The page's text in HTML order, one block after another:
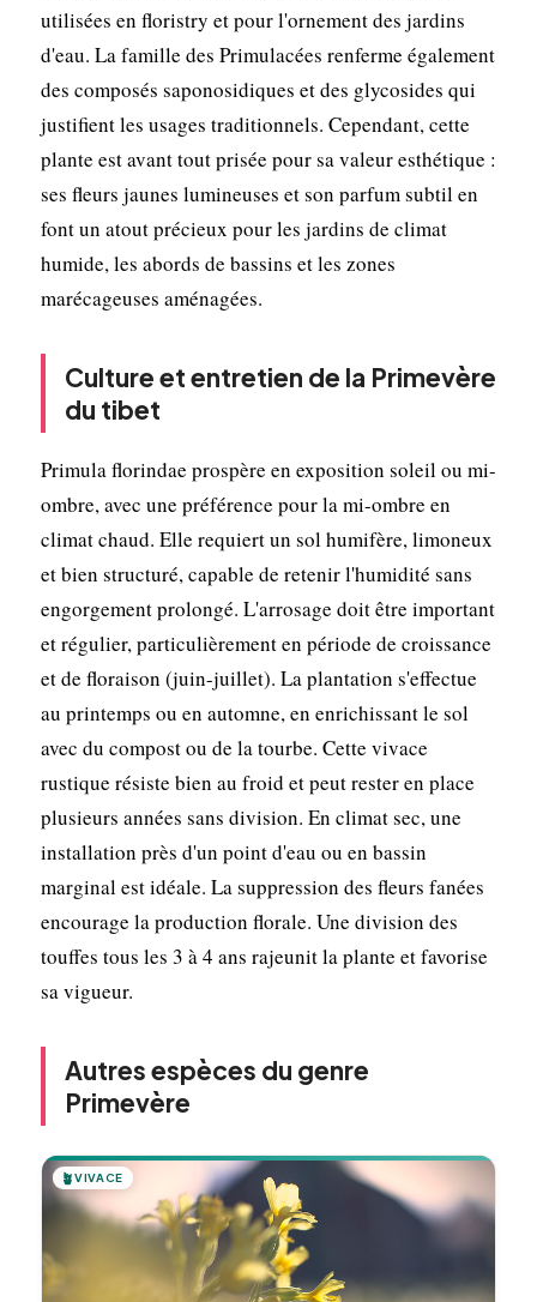
utilisées en floristry et pour l'ornement des jardins
d'eau. La famille des Primulacées renferme également
des composés saponosidiques et des glycosides qui
justifient les usages traditionnels. Cependant, cette
plante est avant tout prisée pour sa valeur esthétique :
ses fleurs jaunes lumineuses et son parfum subtil en
font un atout précieux pour les jardins de climat
humide, les abords de bassins et les zones
marécageuses aménagées.
Culture et entretien de la Primevère
du tibet
Primula florindae prospère en exposition soleil ou mi-
ombre, avec une préférence pour la mi-ombre en
climat chaud. Elle requiert un sol humifère, limoneux
et bien structuré, capable de retenir l'humidité sans
engorgement prolongé. L'arrosage doit être important
et régulier, particulièrement en période de croissance
et de floraison (juin-juillet). La plantation s'effectue
au printemps ou en automne, en enrichissant le sol
avec du compost ou de la tourbe. Cette vivace
rustique résiste bien au froid et peut rester en place
plusieurs années sans division. En climat sec, une
installation près d'un point d'eau ou en bassin
marginal est idéale. La suppression des fleurs fanées
encourage la production florale. Une division des
touffes tous les 3 à 4 ans rajeunit la plante et favorise
sa vigueur.
Autres espèces du genre
Primevère
🪴VIVACE